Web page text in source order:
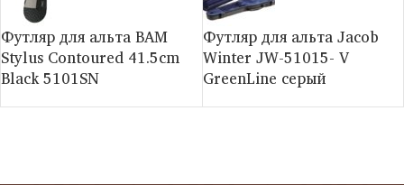
Футляр для альта BAM
Stylus Contoured 41.5cm
Black 5101SN
Футляр для альта Jacob
Winter JW-51015- V
GreenLine серый